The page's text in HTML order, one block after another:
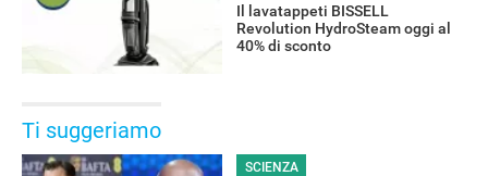
Il lavatappeti BISSELL
Revolution HydroSteam oggi al
40% di sconto
Ti suggeriamo
SCIENZA